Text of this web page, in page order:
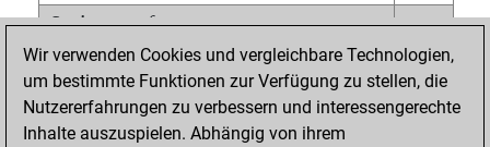
Springeropfer
0
Bauernopfer
0
Matt auf vollem Brett
0
Bauer setzt Matt
Wir verwenden Cookies und vergleichbare Technologien,
um bestimmte Funktionen zur Verfügung zu stellen, die
Nutzererfahrungen zu verbessern und interessengerechte
Inhalte auszuspielen. Abhängig von ihrem